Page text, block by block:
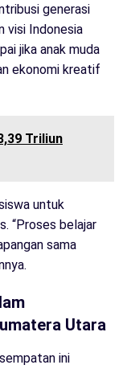
generasi
visi Indonesia
jika anak muda
ekonomi kreatif
Triliun
untuk
“Proses belajar
sama
Utara
ini